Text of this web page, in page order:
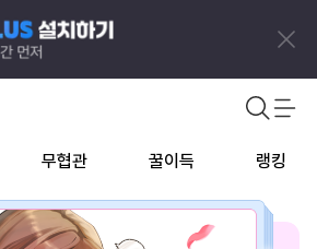
무협관 꿀이득 랭킹